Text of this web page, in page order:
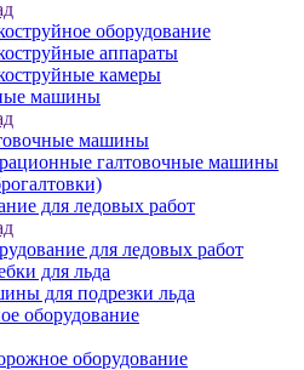
оборудование
аппараты
камеры
машины
машины
галтовочные машины
для ледовых работ
для ледовых работ
для льда
для подрезки льда
оборудование
оборудование